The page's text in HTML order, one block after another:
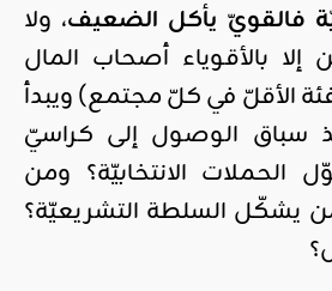
فالقويّ يأكل الضعيف، ولا
إلا بالأقوياء أصحاب المال
الأقلّ في كلّ مجتمع) ويبدأ
سباق الوصول إلى كراسيّ
الحملات الانتخابيّة؟ ومن
يشكّل السلطة التشريعيّة؟